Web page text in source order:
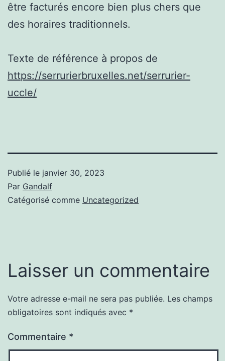
être facturés encore bien plus chers que
des horaires traditionnels.
Texte de référence à propos de
https://serrurierbruxelles.net/serrurier-
uccle/
Publié le janvier 30, 2023
Par Gandalf
Catégorisé comme Uncategorized
Laisser un commentaire
Votre adresse e-mail ne sera pas publiée. Les champs
obligatoires sont indiqués avec *
Commentaire *